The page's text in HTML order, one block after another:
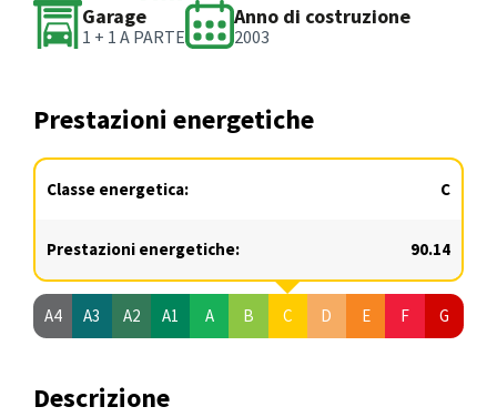
Garage
1 + 1 A PARTE
Anno di costruzione
2003
Prestazioni energetiche
Classe energetica: C
Prestazioni energetiche: 90.14
A4 A3 A2 A1 A B C D E F G
Descrizione